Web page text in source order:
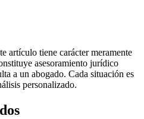
artículo tiene carácter meramente
asesoramiento jurídico
a un abogado. Cada situación es
personalizado.